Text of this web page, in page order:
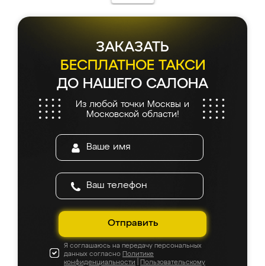
ЗАКАЗАТЬ
БЕСПЛАТНОЕ ТАКСИ
ДО НАШЕГО САЛОНА
Из любой точки Москвы и
Московской области!
Отправить
Я соглашаюсь на передачу персональных
данных согласно Политике
конфиденциальности
Пользовательскому